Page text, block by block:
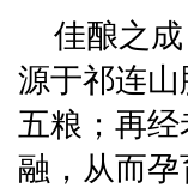
佳酿之
源于祁连
五粮；再
融，从而